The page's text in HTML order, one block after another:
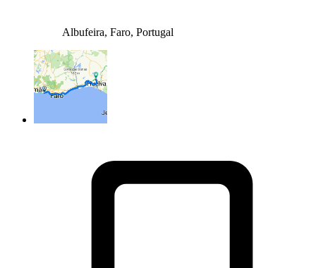
Albufeira, Faro, Portugal